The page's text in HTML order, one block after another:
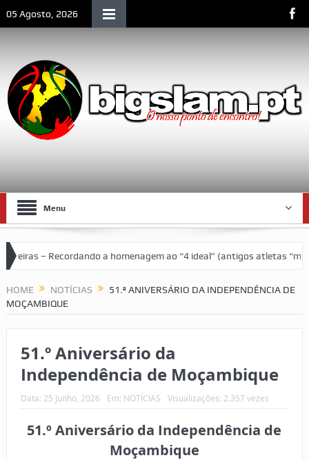
05 Agosto, 2026
Menu
a homenagem ao “4 ideal” (antigos atletas
HOME NOTÍCIAS
51.º ANIVERSÁRIO DA INDEPENDÊNCIA DE
MOÇAMBIQUE
51.º Aniversário da
Independência de Moçambique
Data: 25 Junho, 2026 Em: NOTÍCIAS Visualizações: 2.357 vezes
51.º Aniversário da Independência de
Moçambique